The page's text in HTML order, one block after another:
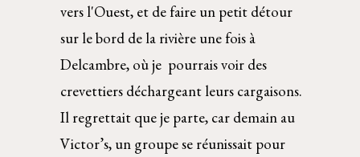
vers l'Ouest, et de faire un petit détour
sur le bord de la rivière une fois à
Delcambre, où je  pourrais voir des
crevettiers déchargeant leurs cargaisons.
Il regrettait que je parte, car demain au
Victor’s, un groupe se réunissait pour